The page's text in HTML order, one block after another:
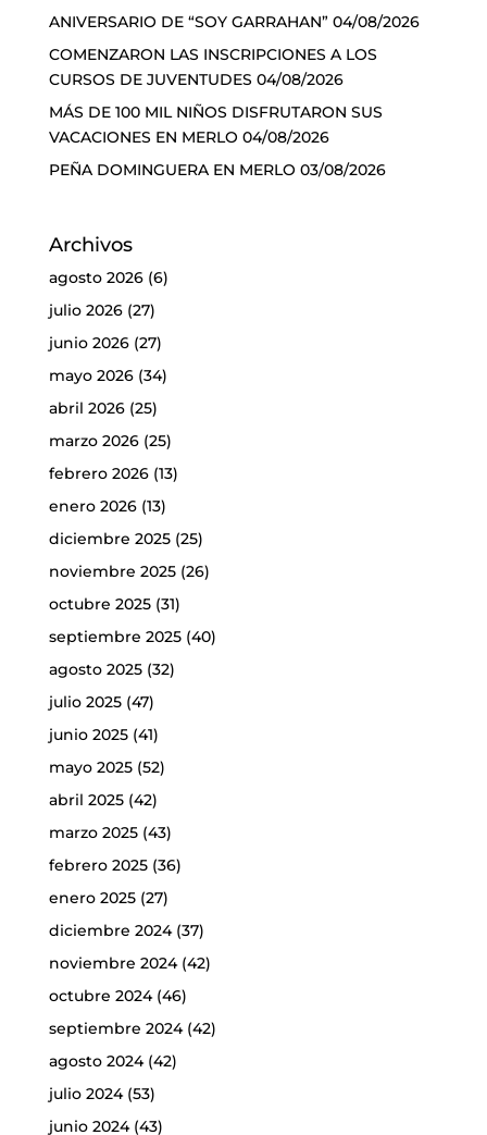
ANIVERSARIO DE “SOY GARRAHAN” 04/08/2026
COMENZARON LAS INSCRIPCIONES A LOS
CURSOS DE JUVENTUDES 04/08/2026
MÁS DE 100 MIL NIÑOS DISFRUTARON SUS
VACACIONES EN MERLO 04/08/2026
PEÑA DOMINGUERA EN MERLO 03/08/2026
Archivos
agosto 2026(6)
julio 2026(27)
junio 2026(27)
mayo 2026(34)
abril 2026(25)
marzo 2026(25)
febrero 2026(13)
enero 2026(13)
diciembre 2025(25)
noviembre 2025(26)
octubre 2025(31)
septiembre 2025(40)
agosto 2025(32)
julio 2025(47)
junio 2025(41)
mayo 2025(52)
abril 2025(42)
marzo 2025(43)
febrero 2025(36)
enero 2025(27)
diciembre 2024(37)
noviembre 2024(42)
octubre 2024(46)
septiembre 2024(42)
agosto 2024(42)
julio 2024(53)
junio 2024(43)